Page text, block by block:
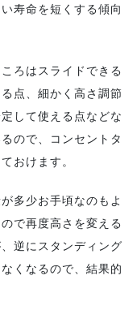
寿命を短くする傾向
ろはスライドできる
点、細かく高さ調節
して使える点などな
ので、コンセントタ
おけます。
多少お手頃なのもよ
で再度高さを変える
逆にスタンディング
くなるので、結果的